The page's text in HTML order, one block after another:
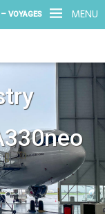
MENU
VOYAGES